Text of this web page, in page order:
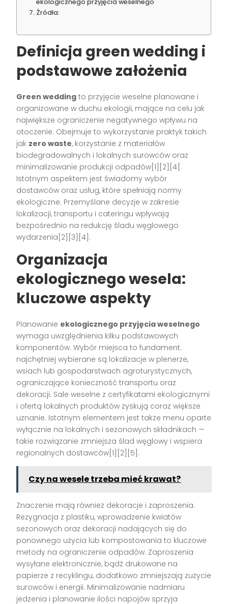
Źródła:
Definicja green wedding i
podstawowe założenia
Green wedding to przyjęcie weselne planowane i
organizowane w duchu ekologii, mające na celu jak
największe ograniczenie negatywnego wpływu na
otoczenie. Obejmuje to wykorzystanie praktyk takich
jak zero waste, korzystanie z materiałów
biodegradowalnych i lokalnych surowców oraz
minimalizowanie produkcji odpadów[1][2][4].
Istotnym aspektem jest świadomy wybór
dostawców oraz usług, które spełniają normy
ekologiczne. Przemyślane decyzje w zakresie
lokalizacji, transportu i cateringu wpływają
bezpośrednio na redukcję śladu węglowego
wydarzenia[2][3][4].
Organizacja
ekologicznego wesela:
kluczowe aspekty
Planowanie ekologicznego przyjęcia weselnego
wymaga uwzględnienia kilku podstawowych
komponentów. Wybór miejsca to fundament:
najchętniej wybierane są lokalizacje w plenerze,
wsiach lub gospodarstwach agroturystycznych,
ograniczające konieczność transportu oraz
dekoracji. Sale weselne z certyfikatami ekologicznymi
i ofertą lokalnych produktów zyskują coraz większe
uznanie. Istotnym elementem jest także menu oparte
wyłącznie na lokalnych i sezonowych składnikach —
takie rozwiązanie zmniejsza ślad węglowy i wspiera
regionalnych dostawców[1][2][5].
Czy na wesele trzeba mieć krawat?
Znaczenie mają również dekoracje i zaproszenia.
Rezygnacja z plastiku, wprowadzenie kwiatów
sezonowych oraz dekoracji nadających się do
ponownego użycia lub kompostowania to kluczowe
metody na ograniczenie odpadów. Zaproszenia
wysyłane elektronicznie, bądź drukowane na
papierze z recyklingu, dodatkowo zmniejszają zużycie
surowców i energii. Minimalizowanie nadmiaru
jedzenia i planowanie ilości napojów sprzyja